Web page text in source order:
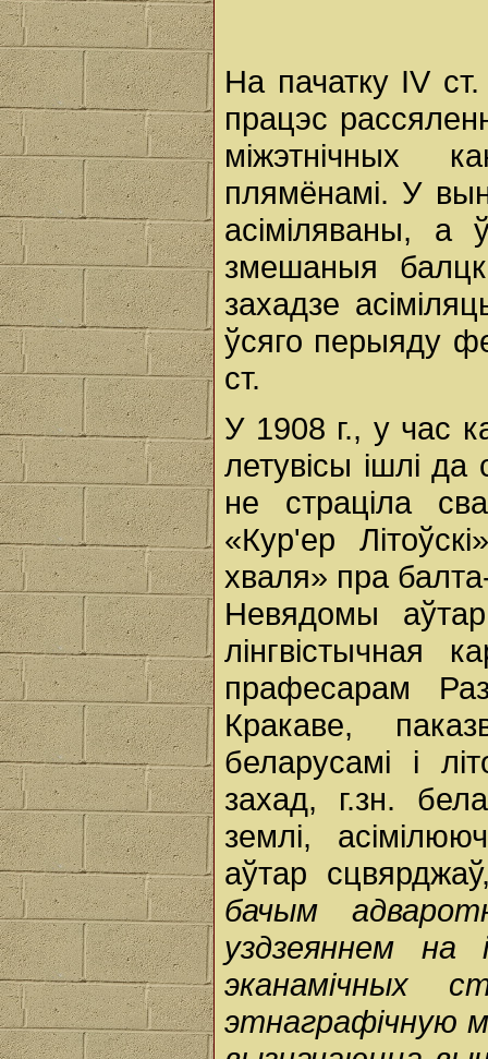
На пачатку IV
працэс
міжэтнічных
плямёнамі. У
асіміляваны, а
змешаныя
захадзе
ўсяго перыяду
ст.
У 1908 г., у час
летувісы ішлі
не страціла
«Кур'ер
хваля» пра
Невядомы
лінгвістычная
прафесарам
Кракаве,
беларусамі і
захад, г.зн.
землі,
аўтар
бачым
уздзеяннем на
эканамічных
этнаграфічную